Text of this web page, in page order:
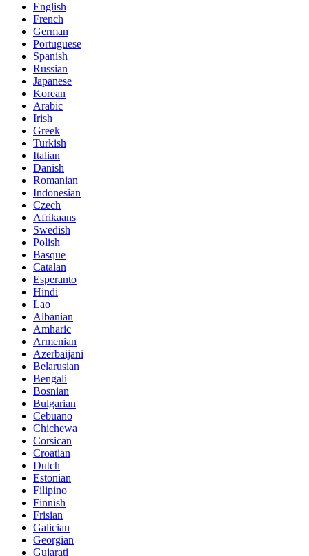
English
French
German
Portuguese
Spanish
Russian
Japanese
Korean
Arabic
Irish
Greek
Turkish
Italian
Danish
Romanian
Indonesian
Czech
Afrikaans
Swedish
Polish
Basque
Catalan
Esperanto
Hindi
Lao
Albanian
Amharic
Armenian
Azerbaijani
Belarusian
Bengali
Bosnian
Bulgarian
Cebuano
Chichewa
Corsican
Croatian
Dutch
Estonian
Filipino
Finnish
Frisian
Galician
Georgian
Gujarati